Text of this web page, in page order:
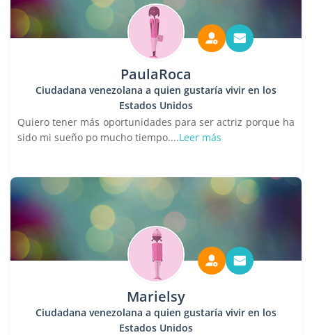
PaulaRoca
Ciudadana venezolana a quien gustaría vivir en los
Estados Unidos
Quiero tener más oportunidades para ser actriz porque ha
sido mi sueño po mucho tiempo....Leer más
Marielsy
Ciudadana venezolana a quien gustaría vivir en los
Estados Unidos